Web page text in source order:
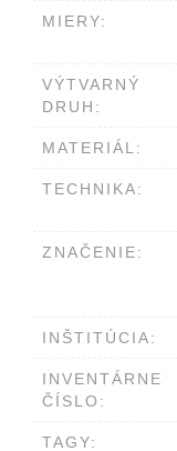
MIERY:
VÝTVARNÝ
DRUH:
MATERIÁL:
TECHNIKA:
ZNAČENIE:
INŠTITÚCIA:
INVENTÁRNE
ČÍSLO:
TAGY: